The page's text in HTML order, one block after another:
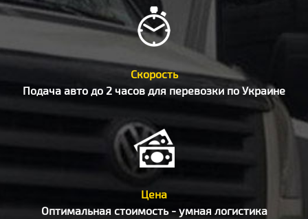
Скорость
Подача авто до 2 часов для перевозки по Украине
Цена
Оптимальная стоимость - умная логистика